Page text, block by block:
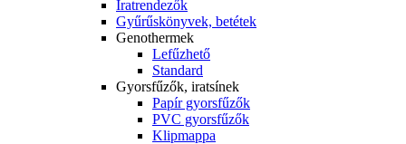
Iratrendezők
Gyűrűskönyvek, betétek
Genothermek
Lefűzhető
Standard
Gyorsfűzők, iratsínek
Papír gyorsfűzők
PVC gyorsfűzők
Klipmappa